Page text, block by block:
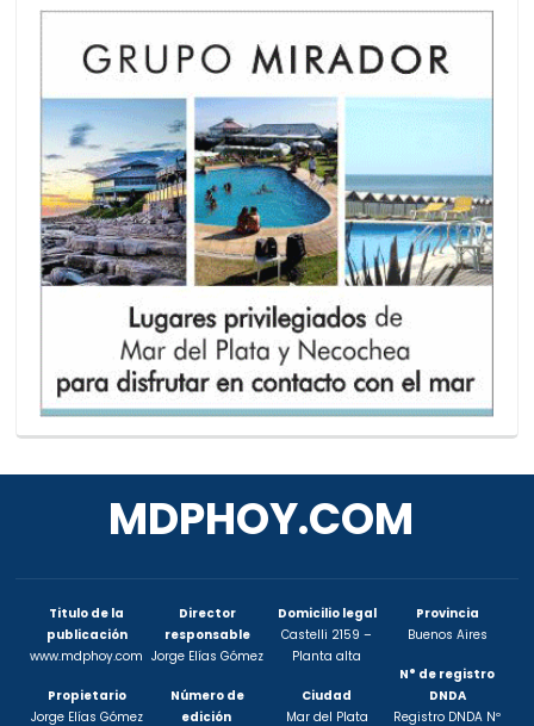
MDPHOY.COM
Titulo de la
publicación
www.mdphoy.com
Propietario
Jorge Elías Gómez
Director
responsable
Jorge Elías Gómez
Número de
edición
Domicilio legal
Castelli 2159 –
Planta alta
Ciudad
Mar del Plata
Provincia
Buenos Aires
N° de registro
DNDA
Registro DNDA Nº